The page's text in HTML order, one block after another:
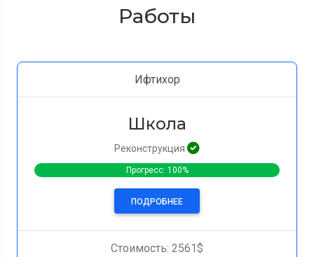
Работы
Ифтихор
Школа
Реконструкция
Прогресс: 100%
ПОДРОБНЕЕ
Стоимость: 2561$